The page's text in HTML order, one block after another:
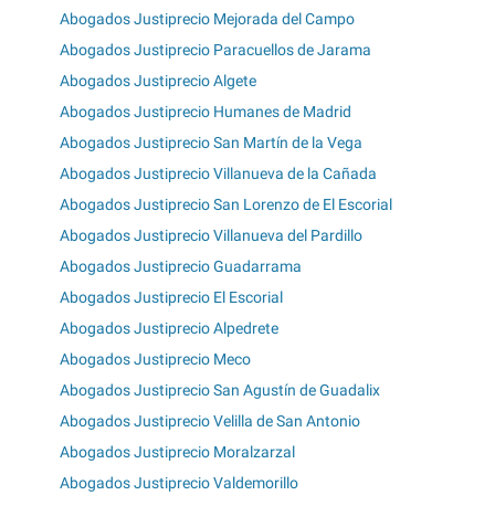
Abogados Justiprecio Mejorada del Campo
Abogados Justiprecio Paracuellos de Jarama
Abogados Justiprecio Algete
Abogados Justiprecio Humanes de Madrid
Abogados Justiprecio San Martín de la Vega
Abogados Justiprecio Villanueva de la Cañada
Abogados Justiprecio San Lorenzo de El Escorial
Abogados Justiprecio Villanueva del Pardillo
Abogados Justiprecio Guadarrama
Abogados Justiprecio El Escorial
Abogados Justiprecio Alpedrete
Abogados Justiprecio Meco
Abogados Justiprecio San Agustín de Guadalix
Abogados Justiprecio Velilla de San Antonio
Abogados Justiprecio Moralzarzal
Abogados Justiprecio Valdemorillo